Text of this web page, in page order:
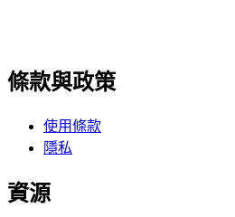
條款與政策
使用條款
隱私
資源